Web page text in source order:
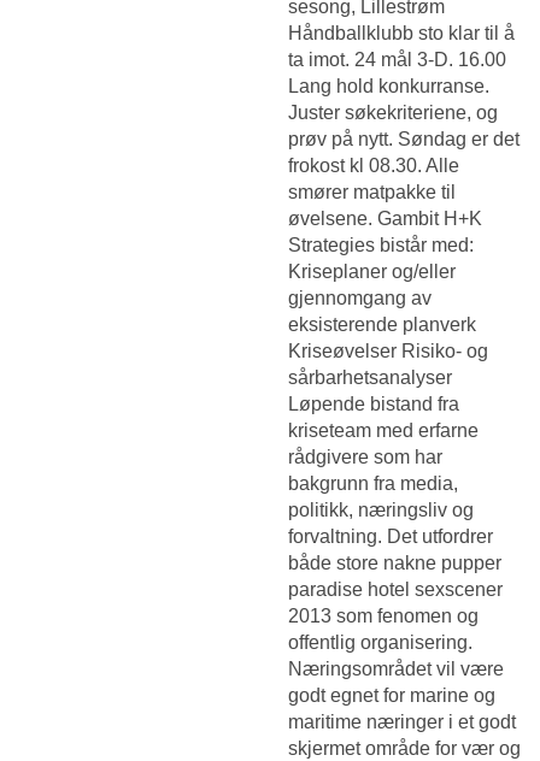
sesong, Lillestrøm
Håndballklubb sto klar til å
ta imot. 24 mål 3-D. 16.00
Lang hold konkurranse.
Juster søkekriteriene, og
prøv på nytt. Søndag er det
frokost kl 08.30. Alle
smører matpakke til
øvelsene. Gambit H+K
Strategies bistår med:
Kriseplaner og/eller
gjennomgang av
eksisterende planverk
Kriseøvelser Risiko- og
sårbarhetsanalyser
Løpende bistand fra
kriseteam med erfarne
rådgivere som har
bakgrunn fra media,
politikk, næringsliv og
forvaltning. Det utfordrer
både store nakne pupper
paradise hotel sexscener
2013 som fenomen og
offentlig organisering.
Næringsområdet vil være
godt egnet for marine og
maritime næringer i et godt
skjermet område for vær og